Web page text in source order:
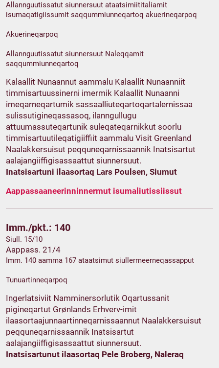
Allannguutissatut siunnersuut ataatsimiititaliamit
isumaqatigiissumit saqqummiunneqartoq akuerineqarpoq
Akuerineqarpoq
Allannguutissatut siunnersuut Naleqqamit
saqqummiunneqartoq
Kalaallit Nunaannut aammalu Kalaallit Nunaanniit
timmisartuussinerni imermik Kalaallit Nunaanni
imeqarneqartumik sassaalliuteqartoqartalernissaa
sulissutigineqassasoq, ilanngullugu
attuumassuteqartunik suleqateqarnikkut soorlu
timmisartuutileqatigiiffiit aammalu Visit Greenland
Naalakkersuisut peqquneqarnissaannik Inatsisartut
aalajangiiffigisassaattut siunnersuut.
Inatsisartuni ilaasortaq Lars Poulsen, Siumut
Aappassaaneerinninnermut isumaliutissiissut
Imm./pkt.: 140
Siull. 15/10
Aappass. 21/4
Imm. 140 aamma 167 ataatsimut siullermeerneqassapput
Tunuartinneqarpoq
Ingerlatsiviit Namminersorlutik Oqartussanit
pigineqartut Grønlands Erhverv-imit
ilaasortaajunnaartinneqarnissaannut Naalakkersuisut
peqquneqarnissaannik Inatsisartut
aalajangiiffigisassaattut siunnersuut.
Inatsisartunut ilaasortaq Pele Broberg, Naleraq